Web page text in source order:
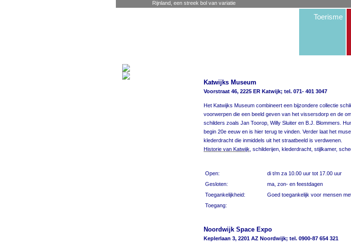
Rijnland, een streek bol van variatie
Toerisme
Katwijks Museum
Voorstraat 46, 2225 ER Katwijk; tel. 071- 401 3047
Het Katwijks Museum combineert een bijzondere collectie
voorwerpen die een beeld geven van het vissersdorp en de
schilders zoals Jan Toorop, Willy Sluiter en B.J. Blommers.
begin 20e eeuw en is hier terug te vinden. Verder laat het
klederdracht die inmiddels uit het straatbeeld is verdwenen.
Historie van Katwijk , schilderijen, klederdracht, stijlkamer,
Open:
di t/m za 10.00 uur tot 17.00 uur
Gesloten:
ma, zon- en feestdagen
Toegankelijkheid:
Goed toegankelijk voor mensen
Toegang:
Noordwijk Space Expo
Keplerlaan 3, 2201 AZ Noordwijk; tel. 0900-87 654 321